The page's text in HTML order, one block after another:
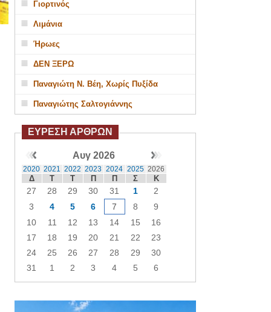
Γιορτινός
Λιμάνια
Ήρωες
ΔΕΝ ΞΕΡΩ
Παναγιώτη Ν. Βέη, Χωρίς Πυξίδα
Παναγιώτης Σαλτογιάννης
ΕΥΡΕΣΗ ΑΡΘΡΩΝ
Αυγ 2026
2020 2021 2022 2023 2024 2025 2026
Δ Τ Τ Π Π Σ Κ
27 28 29 30 31 1
2
3
4 5 6 7 8
9
10
11 12 13 14 15
16
17
18 19 20 21 22
23
24
25 26 27 28 29
30
31
1 2 3 4 5 6